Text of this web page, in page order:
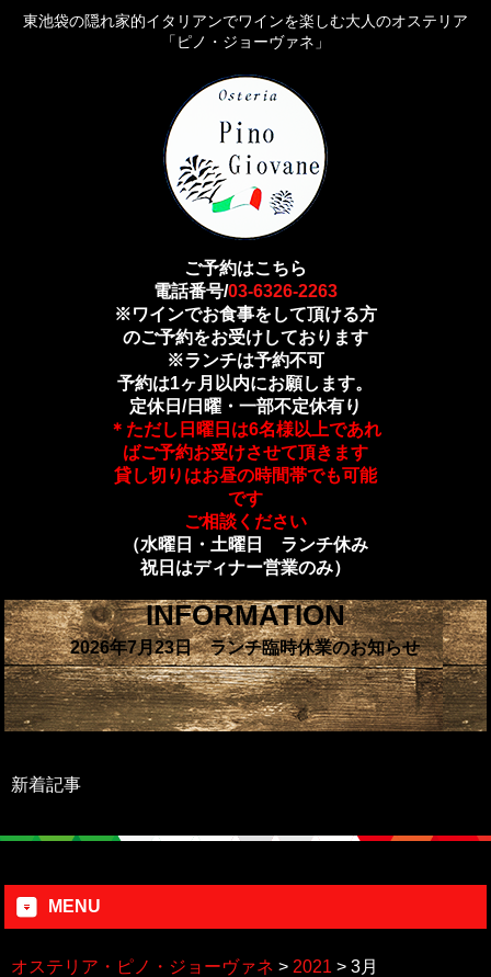
東池袋の隠れ家的イタリアンでワインを楽しむ大人のオステリア
「ピノ・ジョーヴァネ」
ご予約はこちら
電話番号/03-6326-2263
※ワインでお食事をして頂ける方
のご予約をお受けしております
※ランチは予約不可
予約は1ヶ月以内にお願します。
定休日/日曜・一部不定休有り
＊ただし日曜日は6名様以上であれ
ばご予約お受けさせて頂きます
貸し切りはお昼の時間帯でも可能
です
ご相談ください
（水曜日・土曜日 ランチ休み
祝日はディナー営業のみ）
INFORMATION
2026年7月23日 ランチ臨時休業のお知らせ
新着記事
MENU
オステリア・ピノ・ジョーヴァネ > 2021 > 3月